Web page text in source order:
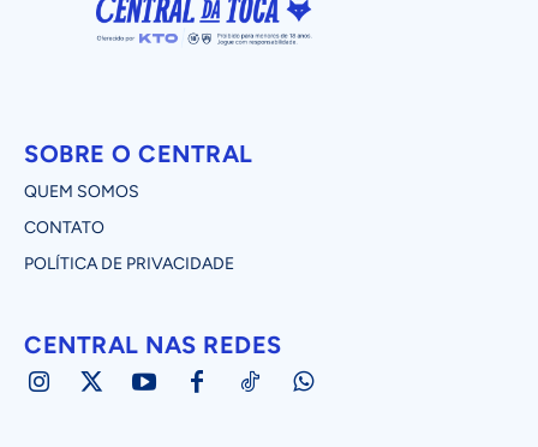
SOBRE O CENTRAL
QUEM SOMOS
CONTATO
POLÍTICA DE PRIVACIDADE
CENTRAL NAS REDES